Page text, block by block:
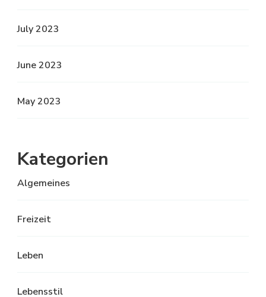
July 2023
June 2023
May 2023
Kategorien
Algemeines
Freizeit
Leben
Lebensstil